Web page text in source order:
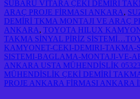
SUBARU VİTARA ÇEKİ DEMİRİ
ARAÇ PROJE FİRMASI ANKARA,
DEMİRİ TKMA MONTAJI VE ARAÇ
ANKARA, TOYOTA HILUX
TAKMA SİNYAL PİRİZ
KAMYONET-CEKI-DEMIRI-TAKMA-
SISTEMI-BAGLAMA-MONTAJI-VE-
ANKARA USTA MÜHENDİSLİK
MÜHENDİSLİK ÇEKİ DEMİRİ
PROJE ANKARA FİRMASI ANKARA